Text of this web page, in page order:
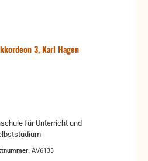
3, Karl Hagen
für Unterricht und
AV6133